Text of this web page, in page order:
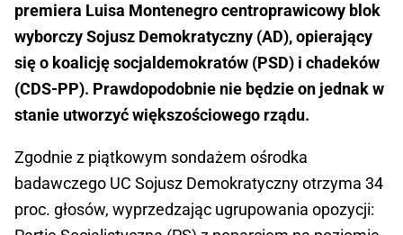
premiera Luisa Montenegro centroprawicowy blok
wyborczy Sojusz Demokratyczny (AD), opierający
się o koalicję socjaldemokratów (PSD) i chadeków
(CDS-PP). Prawdopodobnie nie będzie on jednak w
stanie utworzyć większościowego rządu.
Zgodnie z piątkowym sondażem ośrodka
badawczego UC Sojusz Demokratyczny otrzyma 34
proc. głosów, wyprzedzając ugrupowania opozycji: